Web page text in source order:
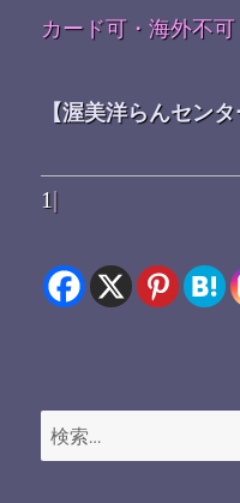
カード可・海外不
【渥美洋らんセン
1|
検
索: